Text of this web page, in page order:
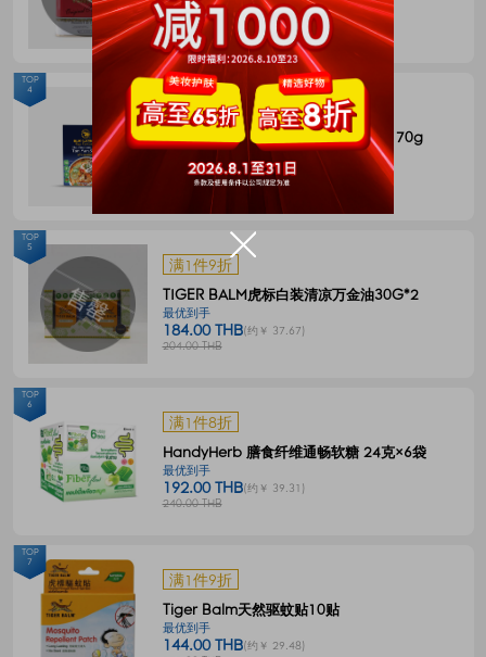
144.00 THB(约￥ 29.48)
180.00 THB
满1件8折
BLUE ELEPHANT 冬阴功一体式汤料 70g
55.00 THB(约￥ 11.26)
68.00 THB
TOP
4
满1件9折
TIGER BALM虎标白装清凉万金油30G*2
最优到手
184.00 THB(约￥ 37.67)
204.00 THB
TOP
5
满1件8折
HandyHerb 膳食纤维通畅软糖 24克×6袋
最优到手
192.00 THB(约￥ 39.31)
240.00 THB
TOP
6
满1件9折
Tiger Balm天然驱蚊贴10贴
最优到手
144.00 THB(约￥ 29.48)
TOP
7